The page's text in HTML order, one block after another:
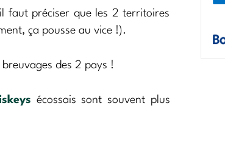
faut préciser que les 2 territoires
ça pousse au vice !).
des 2 pays !
écossais sont souvent plus